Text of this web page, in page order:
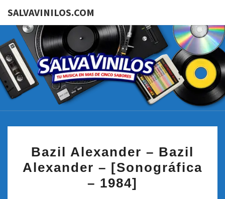
SALVAVINILOS.COM
Tu
Música
En Más
Sabores
ALEXANDER
BAZIL
Bazil Alexander – Bazil
Alexander – [Sonográfica
– 1984]